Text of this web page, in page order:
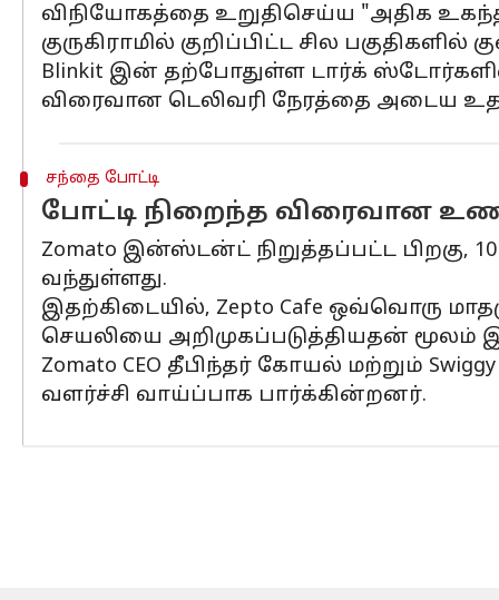
விநியோகத்தை உறுதிசெய்ய "அதிக
குருகிராமில் குறிப்பிட்ட சில
Blinkit இன் தற்போதுள்ள டார்க்
விரைவான டெலிவரி நேரத்தை அடைய
சந்தை போட்டி
போட்டி நிறைந்த விரைவான
Zomato இன்ஸ்டன்ட் நிறுத்தப்பட்ட பிறகு,
வந்துள்ளது.
இதற்கிடையில், Zepto Cafe ஒவ்வொரு
செயலியை அறிமுகப்படுத்தியதன் மூலம்
Zomato CEO தீபிந்தர் கோயல் மற்றும்
வளர்ச்சி வாய்ப்பாக பார்க்கின்றனர்.